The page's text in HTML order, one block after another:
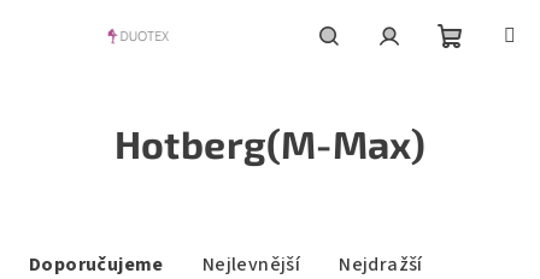
Hotberg(M-Max)
Doporučujeme Nejlevnější Nejdražší